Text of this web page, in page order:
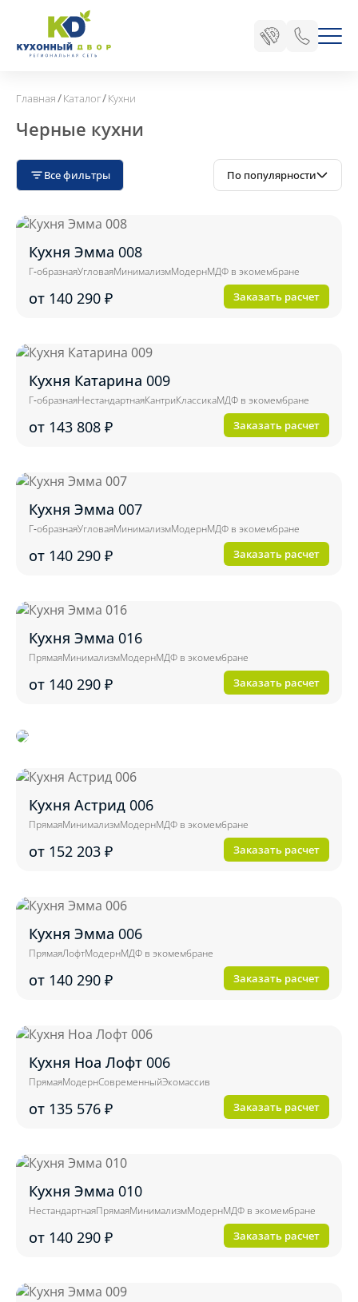
Главная/Каталог/Кухни
Черные кухни
Все фильтры По популярности
Кухня Эмма 008
Г-образнаяУгловаяМинимализмМодернМДФ в экомембране
от 140 290 ₽ Заказать расчет
Кухня Катарина 009
Г-образнаяНестандартнаяКантриКлассикаМДФ в экомембране
от 143 808 ₽ Заказать расчет
Кухня Эмма 007
Г-образнаяУгловаяМинимализмМодернМДФ в экомембране
от 140 290 ₽ Заказать расчет
Кухня Эмма 016
ПрямаяМинимализмМодернМДФ в экомембране
от 140 290 ₽ Заказать расчет
Кухня Астрид 006
ПрямаяМинимализмМодернМДФ в экомембране
от 152 203 ₽ Заказать расчет
Кухня Эмма 006
ПрямаяЛофтМодернМДФ в экомембране
от 140 290 ₽ Заказать расчет
Кухня Ноа Лофт 006
ПрямаяМодернСовременныйЭкомассив
от 135 576 ₽ Заказать расчет
Кухня Эмма 010
НестандартнаяПрямаяМинимализмМодернМДФ в экомембране
от 140 290 ₽ Заказать расчет